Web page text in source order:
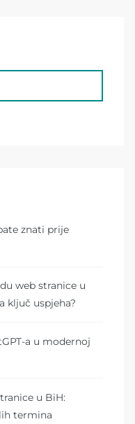
znati prije
web stranice u
ključ uspjeha?
a u modernoj
u BiH:
termina